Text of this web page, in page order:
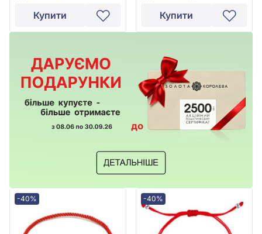
Купити Купити
-40% -40%